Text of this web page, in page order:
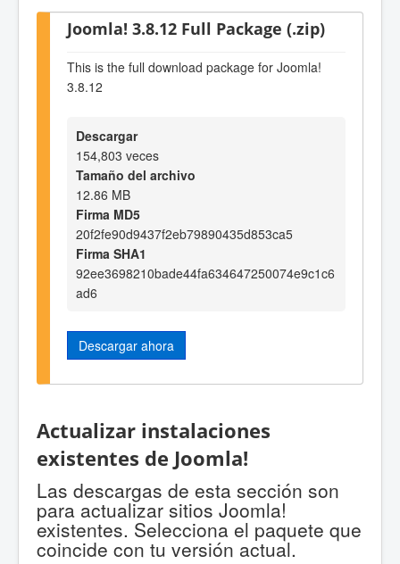
Joomla! 3.8.12 Full Package (.zip)
This is the full download package for Joomla!
3.8.12
Descargar
154,803 veces
Tamaño del archivo
12.86 MB
Firma MD5
20f2fe90d9437f2eb79890435d853ca5
Firma SHA1
92ee3698210bade44fa634647250074e9c1c6
ad6
Descargar ahora
Actualizar instalaciones
existentes de Joomla!
Las descargas de esta sección son
para actualizar sitios Joomla!
existentes. Selecciona el paquete que
coincide con tu versión actual.